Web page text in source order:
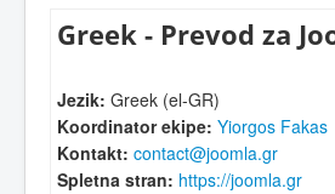
Greek - Prevod za
Jezik: Greek (el-GR)
Koordinator ekipe: Yiorgos Fakas
Kontakt: contact@joomla.gr
Spletna stran: https://joomla.gr